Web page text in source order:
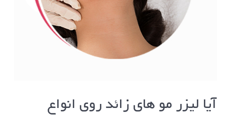
آیا لیزر مو های زائد روی انواع